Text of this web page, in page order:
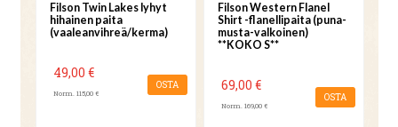
Filson Twin Lakes lyhyt
hihainen paita
(vaaleanvihreä/kerma)
49,00 €
Norm. 115,00 €
OSTA
Filson Western Flanel
Shirt -flanellipaita (puna-
musta-valkoinen)
**KOKO S**
69,00 €
Norm. 169,00 €
OSTA